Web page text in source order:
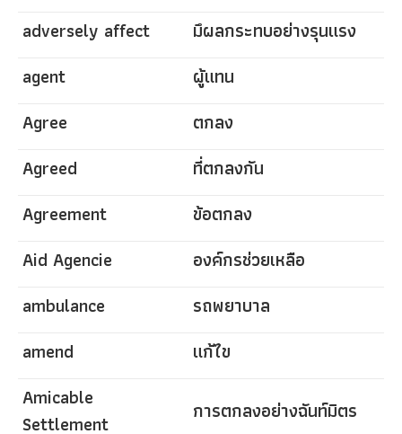
adversely affect
มึผลกระทบอย่างรุนแรง
agent
ผู้แทน
Agree
ตกลง
Agreed
ที่ตกลงกัน
Agreement
ข้อตกลง
Aid Agencie
องค์กรช่วยเหลือ
ambulance
รถพยาบาล
amend
แก้ไข
Amicable
Settlement
การตกลงอย่างฉันท์มิตร